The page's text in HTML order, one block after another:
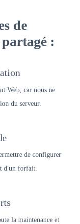
de
:
Web, car nous ne
du serveur.
de configurer
d'un forfait.
la maintenance et